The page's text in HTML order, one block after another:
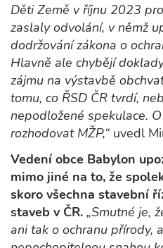
Děti Země v říjnu 2023
zaslaly odvolání, v němž
dodržování zákona o
Hlavně ale chybějí
zájmu na výstavbě
tomu, co ŘSD ČR tvrdí,
nepodložené spekulace.
rozhodovat MŽP,“ uvedl
Vedení obce Babylon
mimo jiné na to, že
skoro všechna stavební
staveb v ČR. „Smutné je,
ani tak o ochranu přírody,